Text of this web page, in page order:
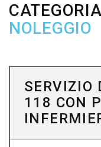
CATEGORIA
NOLEGGIO
SERVIZIO
118 CON